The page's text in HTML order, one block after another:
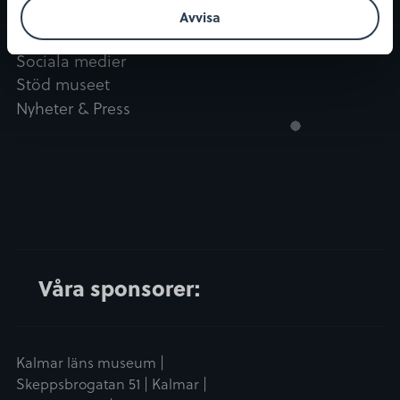
Avvisa
Kontakt
Kontaktuppgifter
Sociala medier
Stöd museet
Nyheter & Press
Nyhetsbrev
Våra sponsorer:
Kalmar läns museum |
Skeppsbrogatan 51 | Kalmar |